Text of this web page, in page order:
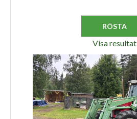
Visa resultat